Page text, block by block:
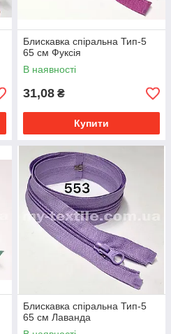
Блискавка спіральна Тип-5
65 см Фуксія
В наявності
31,08 ₴
Купити
Блискавка спіральна Тип-5
65 см Лаванда